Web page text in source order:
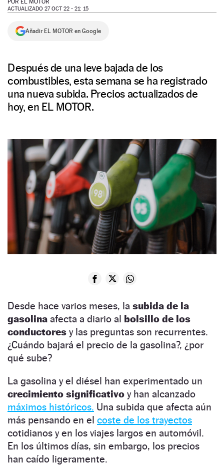
NEWSLETTER
POR EL MOTOR
ACTUALIZADO 27 OCT 22 - 21: 15
Añadir EL MOTOR en Google
Después de una leve bajada de los
combustibles, esta semana se ha registrado
una nueva subida. Precios actualizados de
hoy, en EL MOTOR.
Desde hace varios meses, la subida de la
gasolina afecta a diario al bolsillo de los
conductores y las preguntas son recurrentes.
¿Cuándo bajará el precio de la gasolina?, ¿por
qué sube?
La gasolina y el diésel han experimentado un
crecimiento significativo y han alcanzado
máximos históricos. Una subida que afecta aún
más pensando en el coste de los trayectos
cotidianos y en los viajes largos en automóvil.
En los últimos días, sin embargo, los precios
han caído ligeramente.